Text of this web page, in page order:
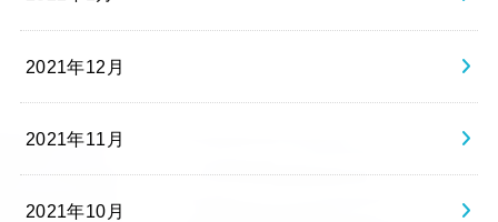
2021年12月
2021年11月
2021年10月